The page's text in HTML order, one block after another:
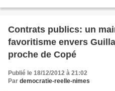
Contrats publics: un
favoritisme envers
proche de Copé
Publié le 18/12/2012 à 21:02
Par democratie-reelle-nimes